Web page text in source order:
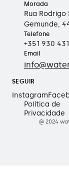
Morada
Rua Rodrigo
Gemunde,
Telefone
+351 930
Email
SEGUIR
Instagram
@ 2024
Política de
Privacidade